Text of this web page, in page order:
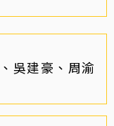
吳建豪、周渝